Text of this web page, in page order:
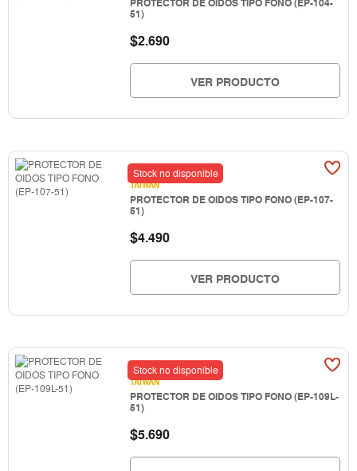
51)
$2.690
VER PRODUCTO
Stock no disponible
TAIWAN
PROTECTOR DE OIDOS TIPO FONO (EP-107-
51)
$4.490
VER PRODUCTO
Stock no disponible
TAIWAN
PROTECTOR DE OIDOS TIPO FONO (EP-109L-
51)
$5.690